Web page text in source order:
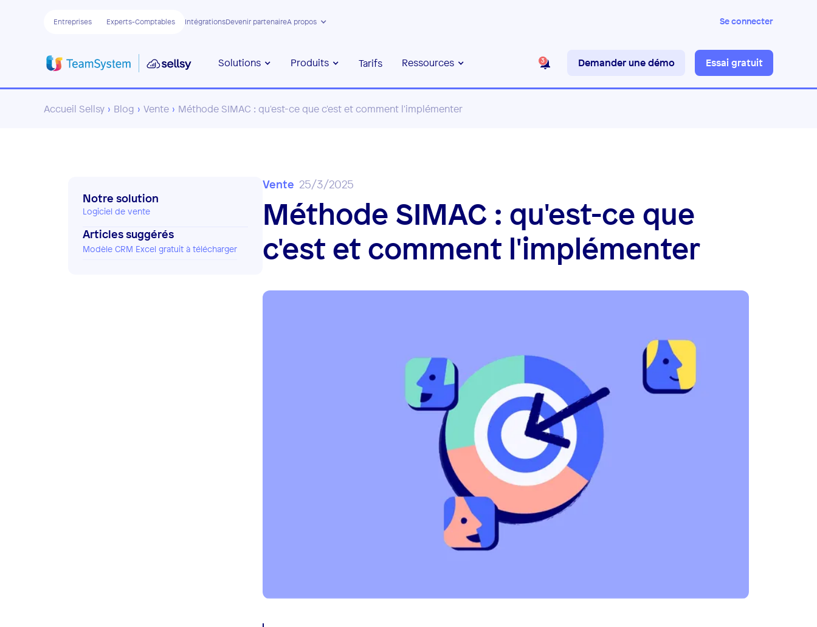
Entreprises Experts-Comptables IntégrationsDevenir partenaireA propos Se connecter
Solutions Produits Tarifs Ressources 3 Demander une démo Essai gratuit
Accueil Sellsy › Blog › Vente › Méthode SIMAC : qu'est-ce que c'est et comment l'implémenter
Vente 25/3/2025
Méthode SIMAC : qu'est-ce que
c'est et comment l'implémenter
Notre solution
Logiciel de vente
Articles suggérés
Modèle CRM Excel gratuit à télécharger